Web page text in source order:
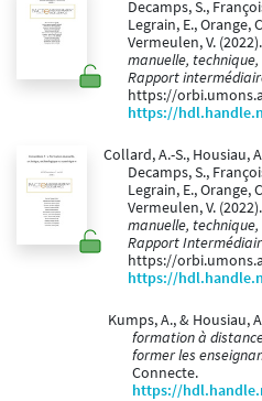
Decamps, S.,
Legrain, E., Orange,
Vermeulen, V. (2022).
manuelle,
Rapport
https://
https://
Collard, A.-S., Housiau,
Decamps, S.,
Legrain, E., Orange,
Vermeulen, V. (2022).
manuelle,
Rapport
https://
https://
Kumps, A., & Housiau,
formation à
former les
Connecte.
https://